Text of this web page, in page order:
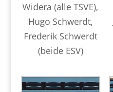
Widera (alle TSVE),
Hugo Schwerdt,
Frederik Schwerdt
(beide ESV)